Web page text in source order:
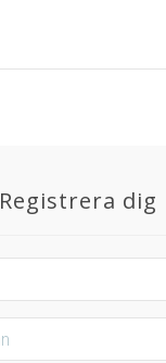
Registrera dig